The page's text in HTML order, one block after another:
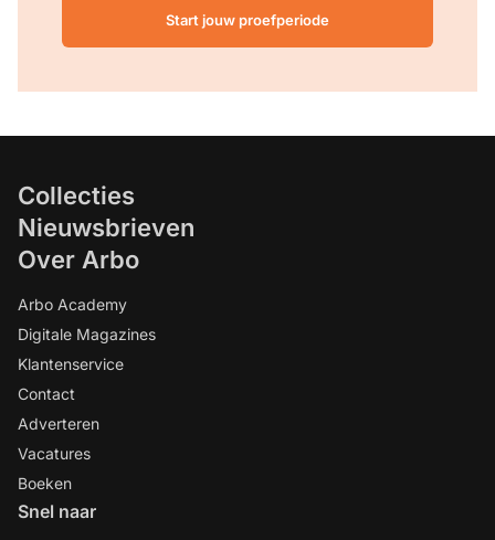
Start jouw proefperiode
Collecties
Nieuwsbrieven
Over Arbo
Arbo Academy
Digitale Magazines
Klantenservice
Contact
Adverteren
Vacatures
Boeken
Snel naar